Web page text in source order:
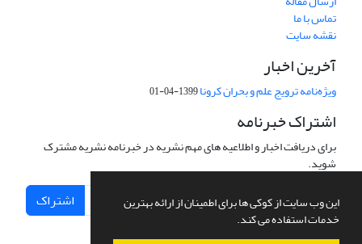
این وب سایت از کوکی ها برای اطمینان از ارائه بهترین
خدمات استفاده می کند.
تماس با ما
نقشه سایت
آخرین اخبار
ویژه‌نامه ترویج علم و بحران کرونا1399-04-01
اشتراک خبرنامه
برای دریافت اخبار و اطلاعیه های مهم نشریه در خبرنامه نشریه مشترک
شوید.
اشتراک